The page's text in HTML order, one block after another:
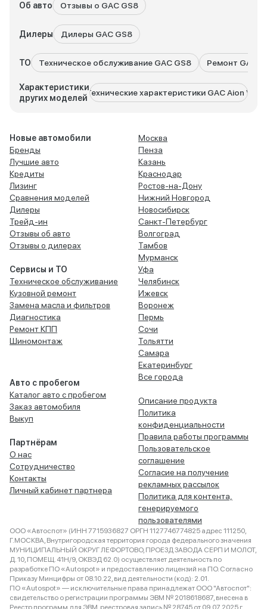
Об авто Отзывы о GAC GS8
Дилеры Дилеры GAC GS8
ТО Техническое обслуживание GAC GS8 Ремонт GAC
Характеристики
других моделей
Технические характеристики GAC Aion V
Новые автомобили
Бренды
Лучшие авто
Кредиты
Лизинг
Сравнения моделей
Дилеры
Трейд-ин
Отзывы об авто
Отзывы о дилерах
Сервисы и ТО
Техническое обслуживание
Кузовной ремонт
Замена масла и фильтров
Диагностика
Ремонт КПП
Шиномонтаж
Авто с пробегом
Каталог авто с пробегом
Заказ автомобиля
Выкуп
Партнёрам
О нас
Сотрудничество
Контакты
Личный кабинет партнера
Москва
Пенза
Казань
Краснодар
Ростов-на-Дону
Нижний Новгород
Новосибирск
Санкт-Петербург
Волгоград
Тамбов
Мурманск
Уфа
Челябинск
Ижевск
Воронеж
Пермь
Сочи
Тольятти
Самара
Екатеринбург
Все города
Описание продукта
Политика
конфиденциальности
Правила работы программы
Пользовательское
соглашение
Согласие на получение
рекламных рассылок
Политика для контента,
генерируемого
пользователями
ООО «Автоспот» (ИНН 7715936827 ОРГН 1127746774825 адрес 111250,
Г.МОСКВА, Внутригородская территория города федерального значения
МУНИЦИПАЛЬНЫЙ ОКРУГ ЛЕФОРТОВО, ПРОЕЗД ЗАВОДА СЕРП И МОЛОТ,
Д. 10, ПОМЕЩ. 41Н/9, ОКВЭД 62.0) осуществляет деятельность по
разработке ПО «Autospot» и предоставлению лицензий на ПО. Согласно
Приказу Минцифры от 08.10.22, вид деятельности (код): 2.01.
ПО «Autospot» — исключительные права принадлежат ООО "Автоспот":
свидетельство о регистрации программы ЭВМ № 2018618687, внесена в
Реестр программ для ЭВМ, реестровая запись № 28745 от 09.07.2025 г.